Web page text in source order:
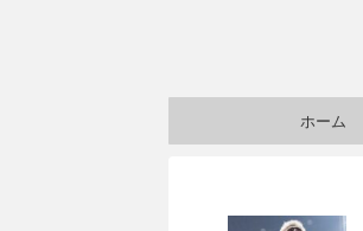
ホーム